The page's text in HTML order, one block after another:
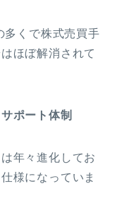
多くで株式売買手
ほぼ解消されて
ポート体制
年々進化してお
様になっていま